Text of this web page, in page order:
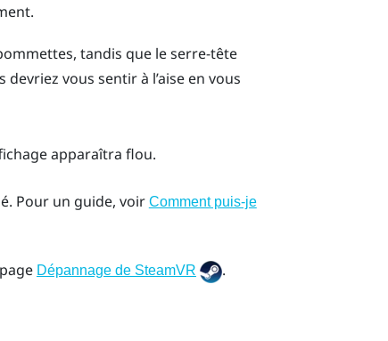
tandis que le serre-tête
vous sentir à l’aise en vous
apparaîtra flou.
Pour un guide, voir Comment puis-je
Dépannage de SteamVR .